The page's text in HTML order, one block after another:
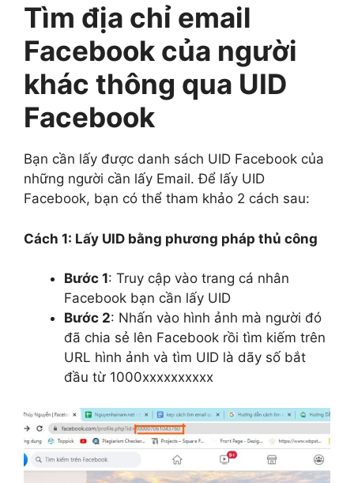
Tìm địa chỉ email
Facebook của người
khác thông qua UID
Facebook
Bạn cần lấy được danh sách UID Facebook của
những người cần lấy Email. Để lấy UID
Facebook, bạn có thể tham khảo 2 cách sau:
Cách 1: Lấy UID bằng phương pháp thủ công
Bước 1: Truy cập vào trang cá nhân
Facebook bạn cần lấy UID
Bước 2: Nhấn vào hình ảnh mà người đó
đã chia sẻ lên Facebook rồi tìm kiếm trên
URL hình ảnh và tìm UID là dãy số bắt
đầu từ 1000xxxxxxxxxx